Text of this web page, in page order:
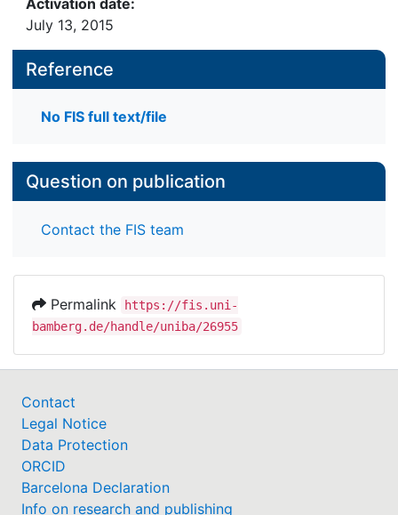
Activation date:
July 13, 2015
Reference
No FIS full text/file
Question on publication
Contact the FIS team
Permalink
https://fis.uni-
bamberg.de/handle/uniba/26955
Contact
Legal Notice
Data Protection
ORCID
Barcelona Declaration
Info on research and publishing